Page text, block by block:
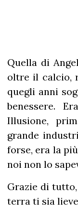
Quella di
oltre il calcio,
quegli anni
benessere.
Illusione,
grande
forse, era la
noi non lo
Grazie di tutto,
terra ti sia